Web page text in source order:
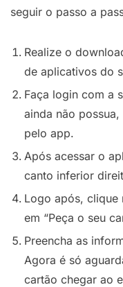
seguir o passo a
Realize o
de aplicativos do
Faça login com a
ainda não
pelo app.
Após acessar o
canto inferior
Logo após, clique
em “Peça o seu
Preencha as
Agora é só
cartão chegar ao